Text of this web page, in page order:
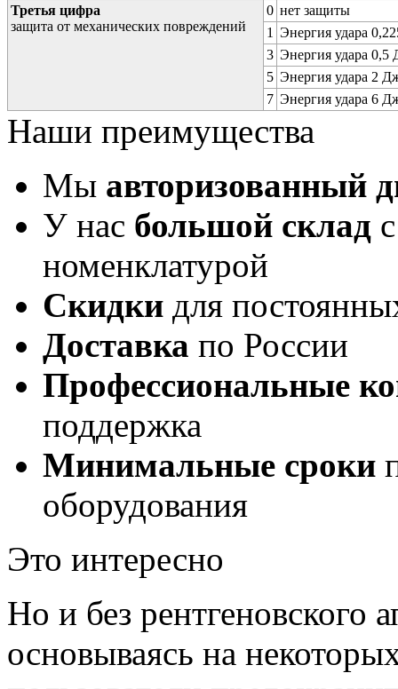
Третья цифра
защита от механических повреждений
0 нет защиты
1 Энергия удара
3 Энергия удара 0,5
5 Энергия удара 2
7 Энергия удара 6
Наши преимущества
Мы авторизованный
У нас большой склад
номенклатурой
Скидки для
Доставка по России
Профессиональные
поддержка
Минимальные сроки
оборудования
Это интересно
Но и без рентгеновского
основываясь на